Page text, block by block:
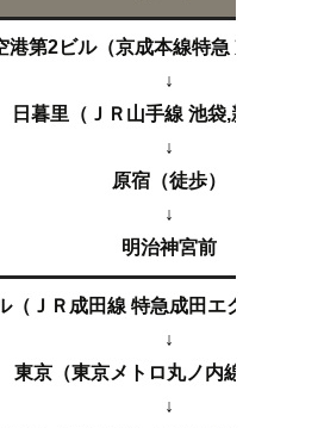
港第2ビル（京成本線特急 京成上野
↓
日暮里（ＪＲ山手線 池袋,新宿方面
↓
原宿（徒歩）
↓
明治神宮前
（ＪＲ成田線 特急成田エクスプレ
↓
東京（東京メトロ丸ノ内線 荻窪行）
↓